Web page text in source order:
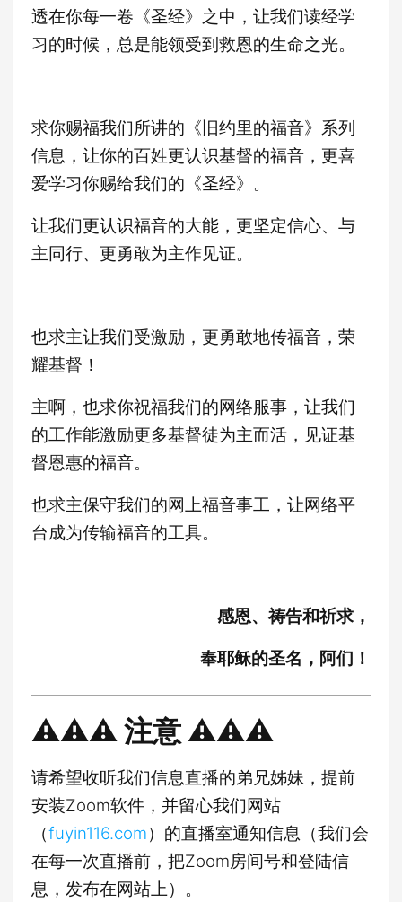
透在你每一卷《圣经》之中，让我们读经学
习的时候，总是能领受到救恩的生命之光。
求你赐福我们所讲的《旧约里的福音》系列
信息，让你的百姓更认识基督的福音，更喜
爱学习你赐给我们的《圣经》 。
让我们更认识福音的大能，更坚定信心、与
主同行、更勇敢为主作见证。
也求主让我们受激励，更勇敢地传福音，荣
耀基督！
主啊，也求你祝福我们的网络服事，让我们
的工作能激励更多基督徒为主而活，见证基
督恩惠的福音。
也求主保守我们的网上福音事工，让网络平
台成为传输福音的工具。
感恩、祷告和祈求，
奉耶稣的圣名，阿们！
⚠️⚠️⚠️ 注意 ⚠️⚠️⚠️
请希望收听我们信息直播的弟兄姊妹，提前
安装Zoom软件，并留心我们网站
（fuyin116.com）的直播室通知信息（我们会
在每一次直播前，把Zoom房间号和登陆信
息，发布在网站上）。